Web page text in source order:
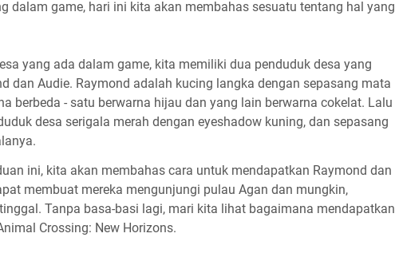
dalam game, hari ini kita akan membahas sesuatu tentang hal yang
yang ada dalam game, kita memiliki dua penduduk desa yang
dan Audie. Raymond adalah kucing langka dengan sepasang mata
berbeda - satu berwarna hijau dan yang lain berwarna cokelat. Lalu
desa serigala merah dengan eyeshadow kuning, dan sepasang
ini, kita akan membahas cara untuk mendapatkan Raymond dan
membuat mereka mengunjungi pulau Agan dan mungkin,
Tanpa basa-basi lagi, mari kita lihat bagaimana mendapatkan
Crossing: New Horizons.